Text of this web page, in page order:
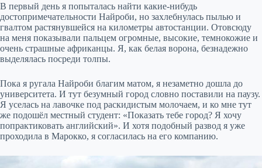
В первый день я попыталась найти какие-нибудь
достопримечательности Найроби, но захлебнулась пылью и
гвалтом растянувшейся на километры автостанции. Отовсюду
на меня показывали пальцем огромные, высокие, темнокожие и
очень страшные африканцы. Я, как белая ворона, безнадежно
выделялась посреди толпы.
Пока я ругала Найроби благим матом, я незаметно дошла до
университета. И тут безумный город словно поставили на паузу.
Я уселась на лавочке под раскидистым молочаем, и ко мне тут
же подошёл местный студент: «Показать тебе город? Я хочу
попрактиковать английский». И хотя подобный развод я уже
проходила в Марокко, я согласилась на его компанию.